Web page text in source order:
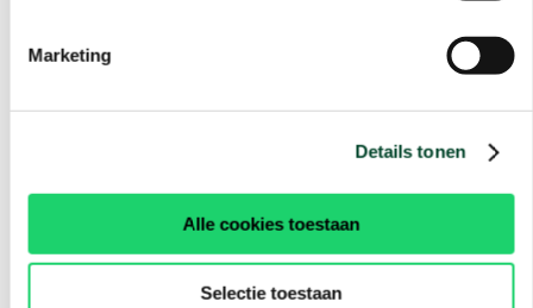
Marketing
Details tonen
Alle cookies toestaan
Selectie toestaan